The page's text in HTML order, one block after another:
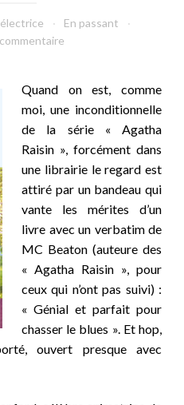
En passant
Quand on est, comme
moi, une inconditionnelle
de la série « Agatha
Raisin », forcément dans
une librairie le regard est
attiré par un bandeau qui
vante les mérites d’un
livre avec un verbatim de
MC Beaton (auteure des
« Agatha Raisin », pour
ceux qui n’ont pas suivi) :
« Génial et parfait pour
chasser le blues ». Et hop,
ouvert presque avec